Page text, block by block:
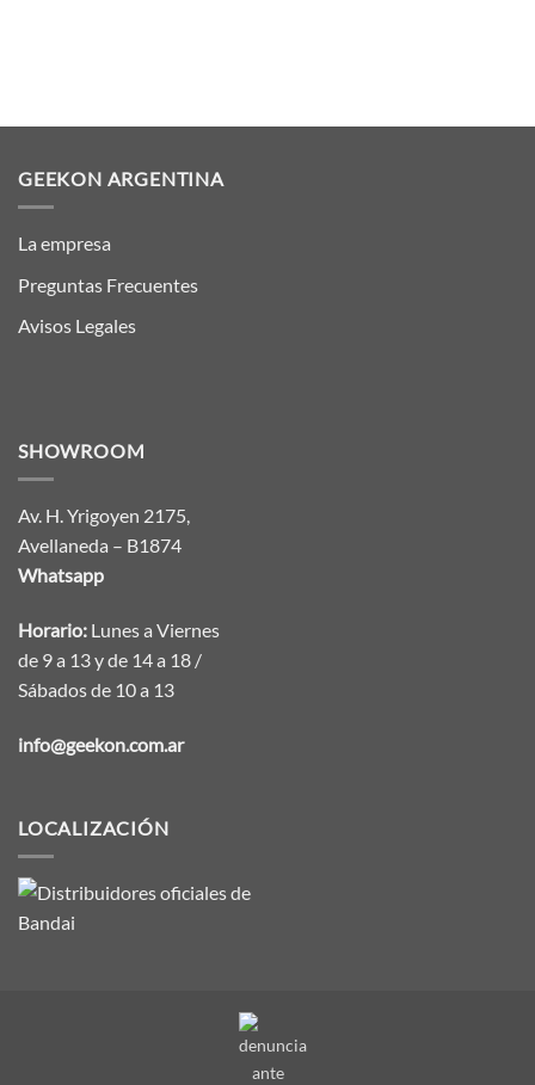
GEEKON ARGENTINA
La empresa
Preguntas Frecuentes
Avisos Legales
SHOWROOM
Av. H. Yrigoyen 2175,
Avellaneda – B1874
Whatsapp
Horario: Lunes a Viernes
de 9 a 13 y de 14 a 18 /
Sábados de 10 a 13
info@geekon.com.ar
LOCALIZACIÓN